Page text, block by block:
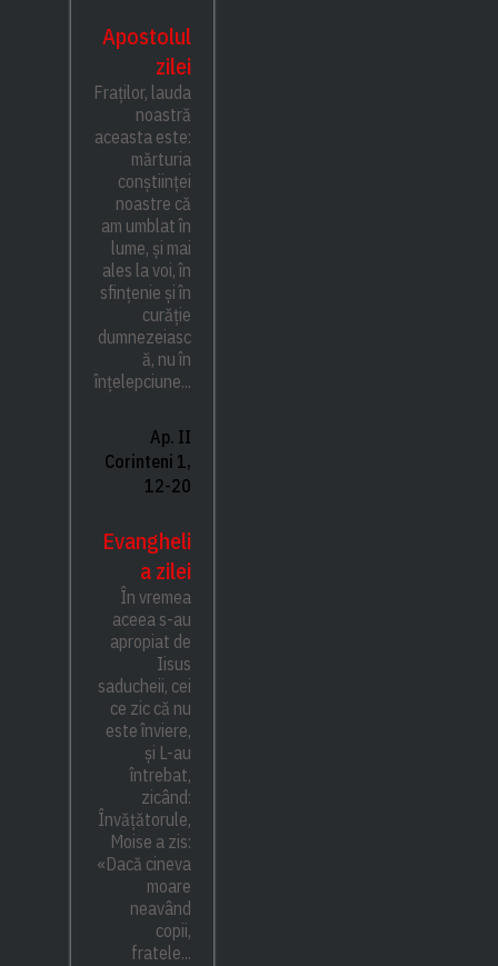
Apostolul
zilei
Fraților, lauda
noastră
aceasta este:
mărturia
conștiinței
noastre că
am umblat în
lume, și mai
ales la voi, în
sfințenie și în
curăție
dumnezeiasc
ă, nu în
înțelepciune...
Ap. II
Corinteni 1,
12-20
Evangheli
a zilei
În vremea
aceea s-au
apropiat de
Iisus
saducheii, cei
ce zic că nu
este înviere,
și L-au
întrebat,
zicând:
Învățătorule,
Moise a zis:
«Dacă cineva
moare
neavând
copii,
fratele...